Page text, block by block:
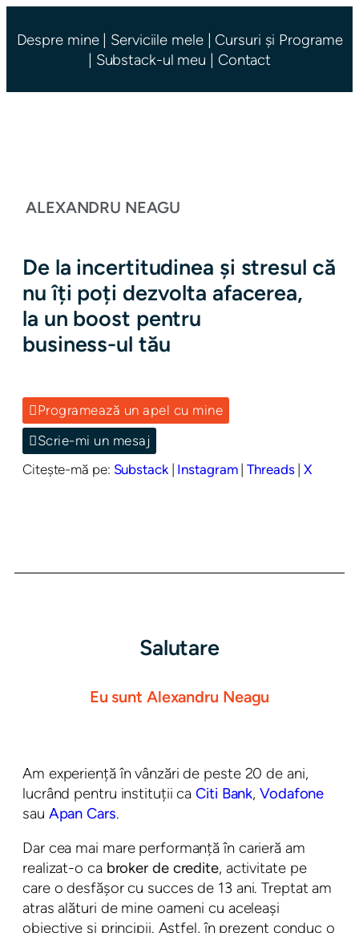
Despre mine| Serviciile mele| Cursuri și Programe
| Substack-ul meu | Contact
ALEXANDRU NEAGU
De la incertitudinea și stresul că
nu îți poți dezvolta afacerea,
la un boost pentru
business-ul tău
Programează un apel cu mine
Scrie-mi un mesaj
Citește-mă pe: Substack| Instagram|Threads|X
Salutare
Eu sunt Alexandru Neagu
Am experiență în vânzări de peste 20 de ani,
lucrând pentru instituții caCiti Bank,Vodafone
sau Apan Cars.
Dar cea mai mare performanță în carieră am
realizat-o ca broker de credite, activitate pe
care o desfășor cu succes de 13 ani. Treptat am
atras alături de mine oameni cu aceleași
obiective și principii. Astfel, în prezent conduc o